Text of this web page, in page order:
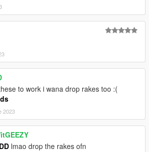
to work i wana drop rakes too :(
2023
lmao drop the rakes ofn